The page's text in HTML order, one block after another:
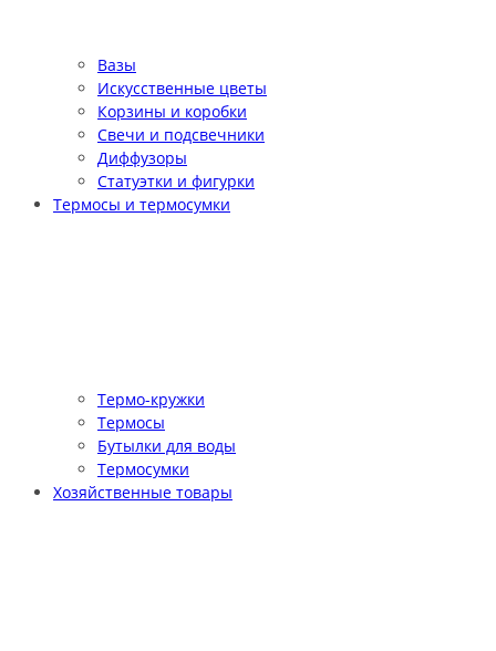
Вазы
Искусственные цветы
Корзины и коробки
Свечи и подсвечники
Диффузоры
Статуэтки и фигурки
Термосы и термосумки
Термо-кружки
Термосы
Бутылки для воды
Термосумки
Хозяйственные товары